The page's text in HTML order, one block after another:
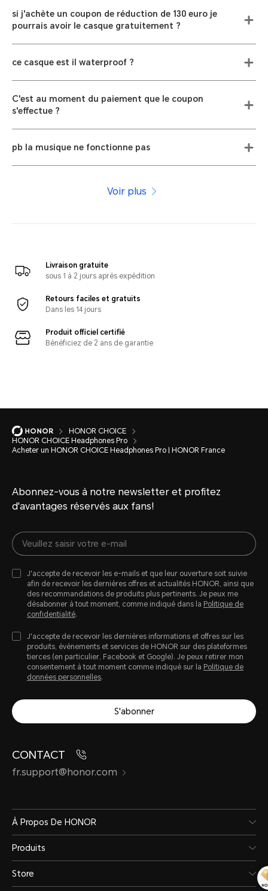
si j'achète un coupon de réduction de 130 euro je
pourrais avoir le casque gratuitement ?
ce casque est il waterproof ?
C'est au moment du paiement que le coupon
s'effectue ?
pb la musique ne fonctionne pas
Voir plus
Livraison gratuite
sous 1 à 2 jours après expédition
Retours faciles et gratuits
Dans les 14 jours
Produit officiel certifié
Bénéficiez de 2 ans de garantie
HONOR CHOICE
HONOR CHOICE Headphones Pro
Acheter un HONOR CHOICE Headphones Pro | HONOR France
Abonnez-vous à notre newsletter et profitez
d'avantages réservés aux fans!
J'accepte de recevoir les e-mails et que leur ouverture soit suivie
afin de recevoir les dernières offres et actualités HONOR, ainsi que
des recommandations de produits plus pertinents. Je peux me
désabonner à tout moment, comme indiqué dans la Politique de
confidentialité.
J'accepte de recevoir les dernières informations et offres sur les
produits, évènements et services de HONOR sur des plateformes
tierces (en particulier, Facebook et Google). Je peux retirer mon
consentement à tout moment comme indiqué sur la Politique de
données personnelles.
S'abonner
CONTACT
fr.support@honor.com
À Propos De HONOR
Produits
Store